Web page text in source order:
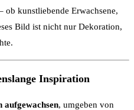
ob kunstliebende Erwachsene,
Bild ist nicht nur Dekoration,
Inspiration
, umgeben von